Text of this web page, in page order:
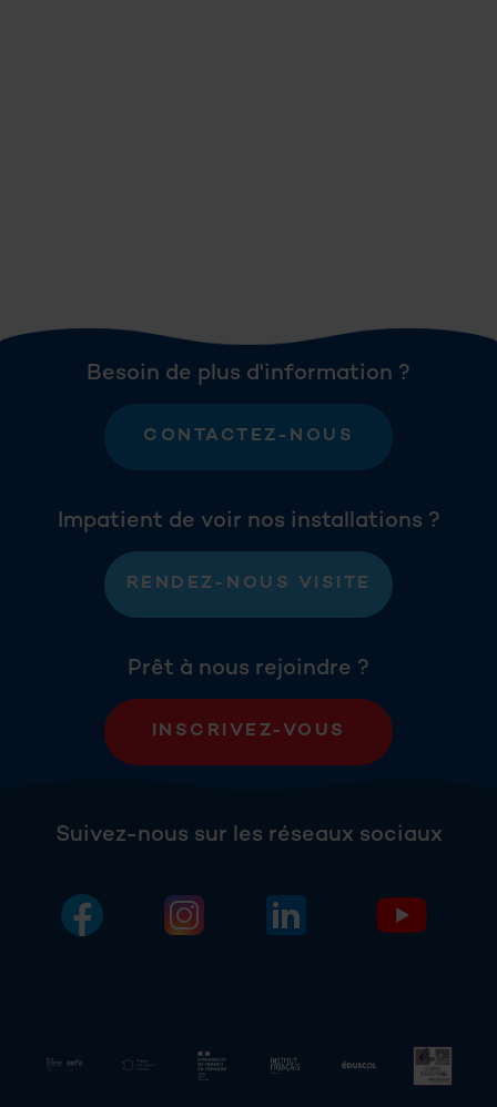
Besoin de plus d'information ?
CONTACTEZ-NOUS
Impatient de voir nos installations ?
RENDEZ-NOUS VISITE
Prêt à nous rejoindre ?
INSCRIVEZ-VOUS
Suivez-nous sur les réseaux sociaux